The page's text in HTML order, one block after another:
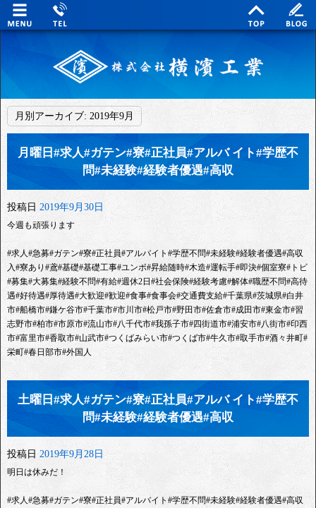
月別アーカイブ:2019年9月
月曜日#求人#ガテン#寮#正社員#アルバ イト#学歴不
問#未経験#経験者優遇#高収
投稿日 2019年9月30日
今週も頑張ります
#求人#急募#ガテン#寮#正社員#アルバイト#学歴不問#未経験#経験者優遇#高収
入#寮あり#鳶#基礎#基礎工事#ユンボ#昇給随時#木造#運転手#即決#個室寮#トビ
#募集#大募集#経験不問#有給#週休2日#社会保険#経験考慮#解体#職歴不問#高待
遇#好待遇#厚待遇#大歓迎#歓迎#食事#食事会#交通費支給#千葉県#茨城県#白井
市#船橋市#鎌ケ谷市#千葉市#市川市#松戸市#野田市#佐倉市#成田市#東金市#習
志野市#柏市#市原市#流山市#八千代市#我孫子市#四街道市#浦安市#八街市#印西
市#富里市#香取市#山武市#つくばみらい市#つくば市#牛久市#取手市#酒々井町#
栄町#春日部市#外国人
土曜日#求人#ガテン#寮#正社員#アルバ イト#学歴不
問#未経験#経験者優遇#高収
投稿日 2019年9月28日
明日は休みだ！
#求人#急募#ガテン#寮#正社員#アルバイト#学歴不問#未経験#経験者優遇#高収